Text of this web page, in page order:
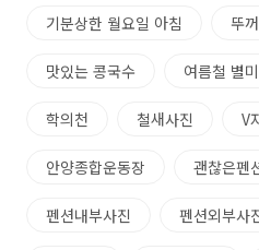
기분상한 월요일 아침 뚜
맛있는 콩국수 여름철 별미
학의천 철새사진 V
안양종합운동장 괜찮은펜
펜션내부사진 펜션외부사